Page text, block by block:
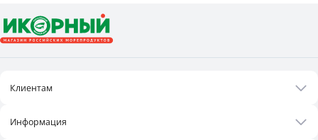
Клиентам
Информация